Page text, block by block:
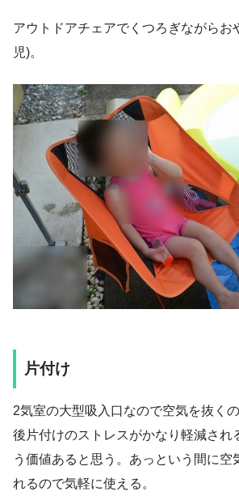
アウトドアチェアでくつろぎながらお
児)。
片付け
2気室の大型吸入口なので空気を抜く
後片付けのストレスがかなり軽減され
う価値あると思う。あっという間に空
れるので気軽に使える。